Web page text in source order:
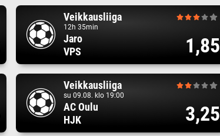
Veikkausliiga
12h 35min
Jaro
VPS
1,85
Veikkausliiga
su 09.08. klo 19:00
AC Oulu
HJK
3,25